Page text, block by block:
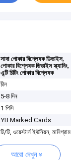
সাদা পোকার বিশ্লেষক ডিভাইস,
পোকার বিশ্লেষক ডিভাইস স্ক্যানিং,
এন্টি চিটিং পোকার বিশ্লেষক
চীন
5-8 দিন
1 পিসি
YB Marked Cards
টি/টি, ওয়েস্টার্ন ইউনিয়ন, মানিগ্রাম
আরো দেখুন